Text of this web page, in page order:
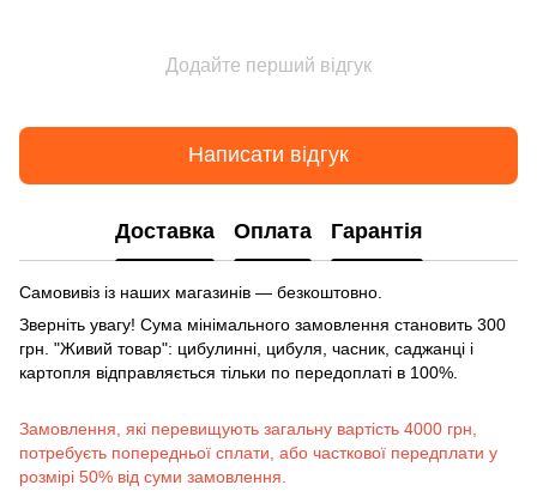
Додайте перший відгук
Написати відгук
Доставка Оплата Гарантія
Самовивіз із наших магазинів — безкоштовно.
Зверніть увагу! Сума мінімального замовлення становить 300
грн. "Живий товар": цибулинні, цибуля, часник, саджанці і
картопля відправляється тільки по передоплаті в 100%.
Замовлення, які перевищують загальну вартість 4000 грн,
потребуєть попередньої сплати, або часткової передплати у
розмірі 50% від суми замовлення.